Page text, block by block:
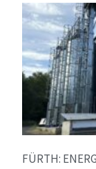
FÜRTH: